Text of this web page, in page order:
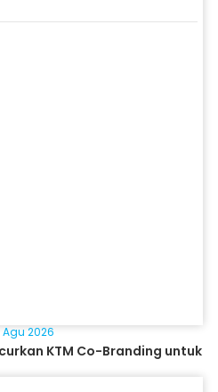
2026
KTM Co-Branding untuk